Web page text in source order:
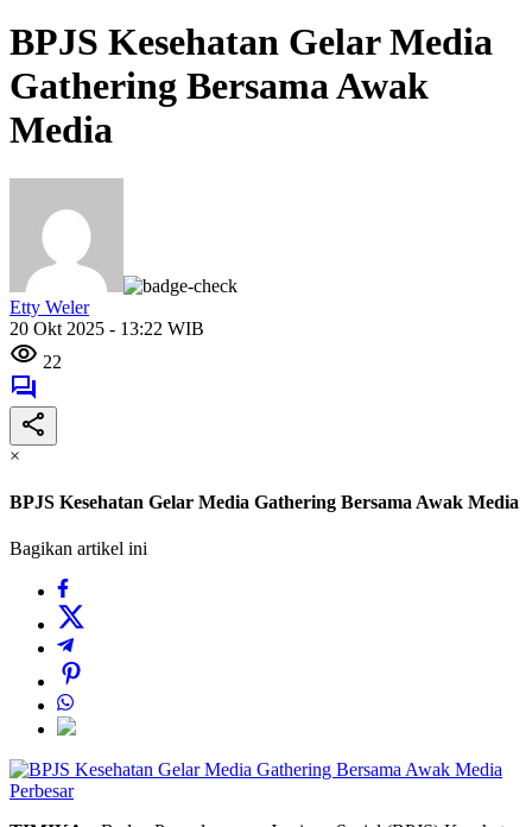
BPJS Kesehatan Gelar Media
Gathering Bersama Awak
Media
Etty Weler
20 Okt 2025 - 13:22 WIB
22
×
BPJS Kesehatan Gelar Media Gathering Bersama Awak Media
Bagikan artikel ini
Perbesar